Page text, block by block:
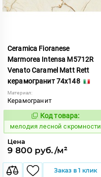
Ceramica Fioranese
Marmorea Intensa M5712R
Venato Caramel Matt Rett
керамогранит 74x148
Материал:
Керамогранит
958968
Код товара:
мелодия лесной скромности
Цена
9 800 руб./м²
Заказ в 1 клик